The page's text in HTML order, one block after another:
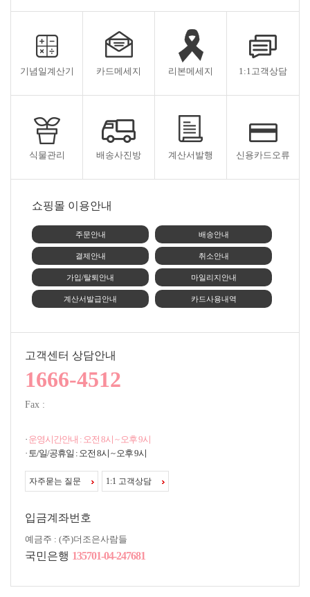
기념일계산기 카드메세지 리본메세지 1:1고객상담
식물관리 배송사진방 계산서발행 신용카드오류
쇼핑몰 이용안내
주문안내 배송안내
결제안내 취소안내
가입/탈퇴안내 마일리지안내
계산서발급안내 카드사용내역
고객센터 상담안내
1666-4512
Fax :
· 운영시간안내 : 오전 8시 ~ 오후 9시
· 토/일/공휴일 : 오전 8시 ~ 오후 9시
자주묻는 질문 1:1 고객상담
입금계좌번호
예금주 : (주)더조은사람들
국민은행 135701-04-247681